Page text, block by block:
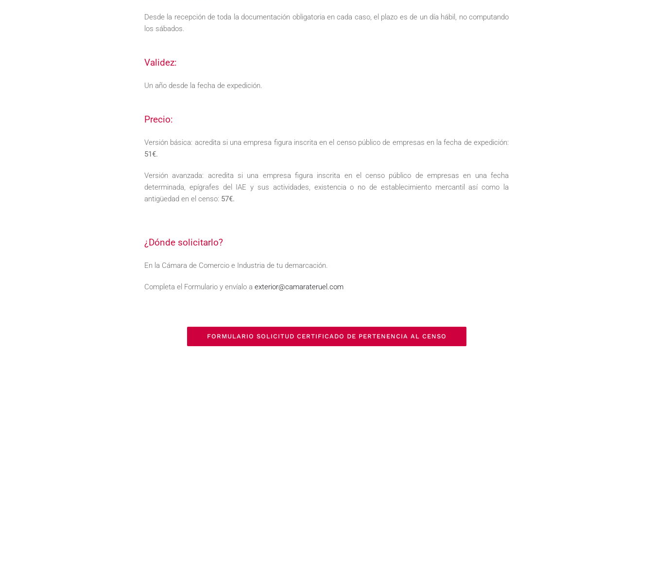
Desde la recepción de toda la documentación obligatoria en cada caso, el plazo es de un día hábil, no computando
los sábados.
Validez:
Un año desde la fecha de expedición.
Precio:
Versión básica: acredita si una empresa figura inscrita en el censo público de empresas en la fecha de expedición:
51€.
Versión avanzada: acredita si una empresa figura inscrita en el censo público de empresas en una fecha
determinada, epígrafes del IAE y sus actividades, existencia o no de establecimiento mercantil así como la
antigüedad en el censo: 57€.
¿Dónde solicitarlo?
En la Cámara de Comercio e Industria de tu demarcación.
Completa el Formulario y envíalo a exterior@camarateruel.com
FORMULARIO SOLICITUD CERTIFICADO DE PERTENENCIA AL CENSO